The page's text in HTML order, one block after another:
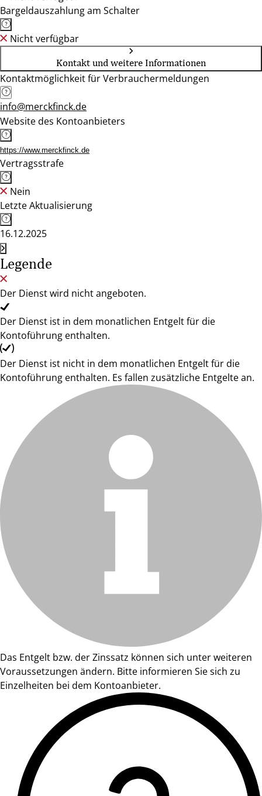
Bargeldauszahlung am Schalter
Nicht verfügbar
Kontakt und weitere Informationen
Kontaktmöglichkeit für Verbrauchermeldungen
info@merckfinck.de
Website des Kontoanbieters
https://www.merckfinck.de
Vertragsstrafe
Nein
Letzte Aktualisierung
16.12.2025
Legende
Der Dienst wird nicht angeboten.
Der Dienst ist in dem monatlichen Entgelt für die
Kontoführung enthalten.
Der Dienst ist nicht in dem monatlichen Entgelt für die
Kontoführung enthalten. Es fallen zusätzliche Entgelte an.
Das Entgelt bzw. der Zinssatz können sich unter weiteren
Voraussetzungen ändern. Bitte informieren Sie sich zu
Einzelheiten bei dem Kontoanbieter.